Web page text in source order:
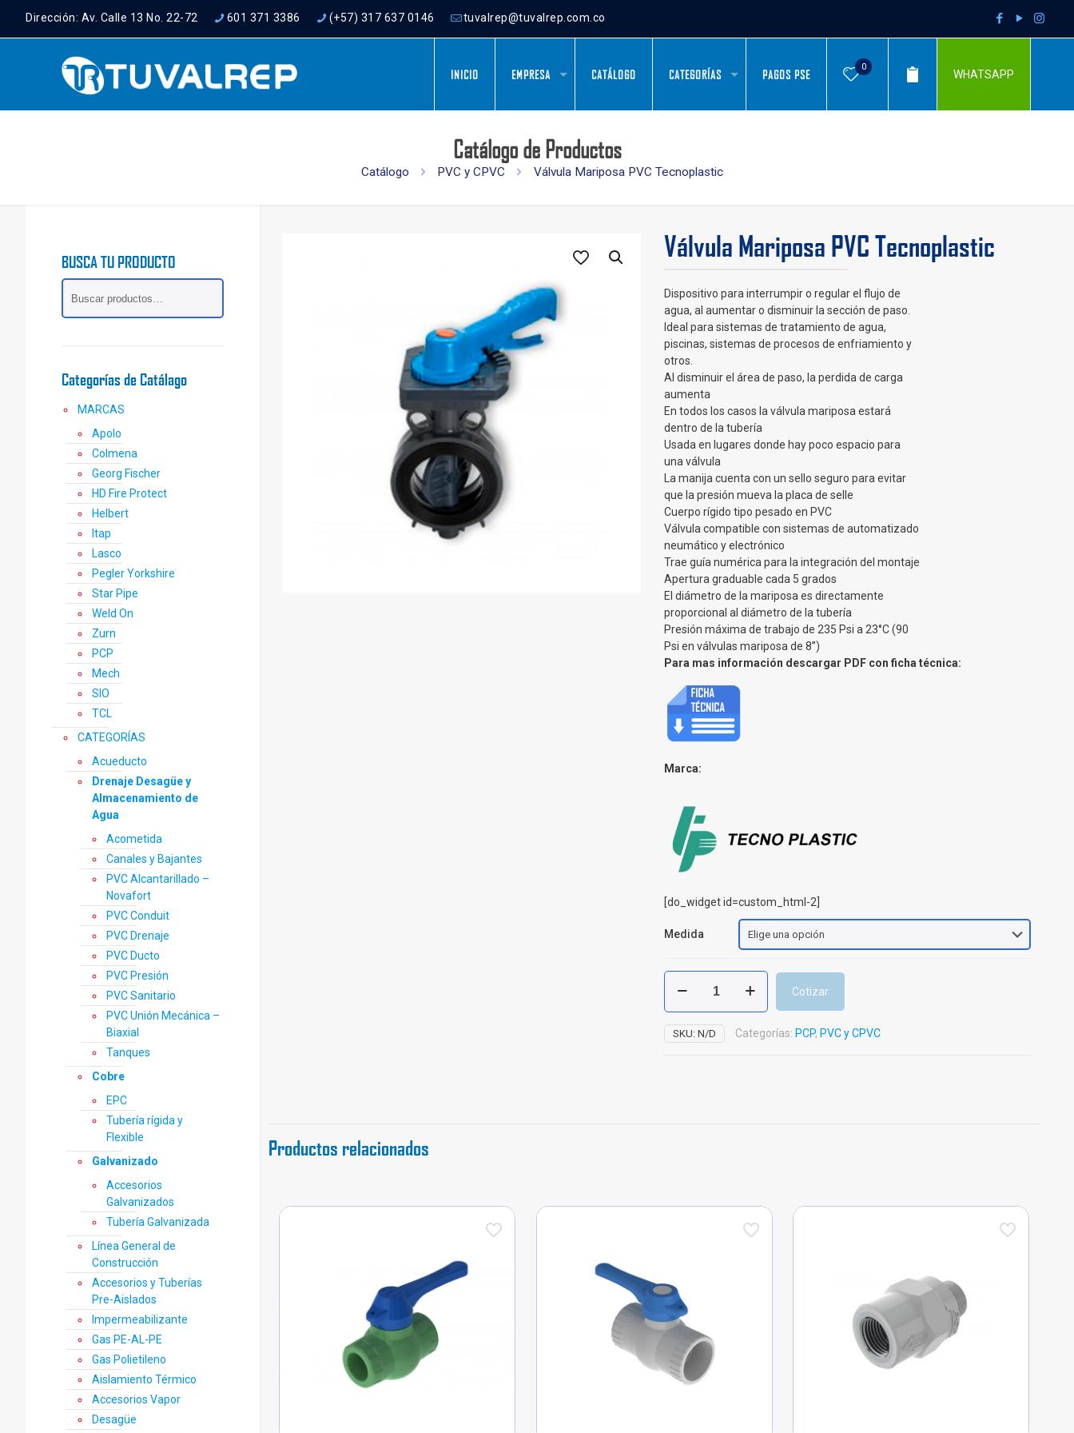
Dirección: Av. Calle 13 No. 22-72 601 371 3386 (+57) 317 637 0146 tuvalrep@tuvalrep.com.co
INICIO EMPRESA CATÁLOGO CATEGORÍAS PAGOS PSE
0
WHATSAPP
Catálogo de Productos
Catálogo PVC y CPVC Válvula Mariposa PVC Tecnoplastic
Válvula Mariposa PVC Tecnoplastic
Dispositivo para interrumpir o regular el flujo de
agua, al aumentar o disminuir la sección de paso.
Ideal para sistemas de tratamiento de agua,
piscinas, sistemas de procesos de enfriamiento y
otros.
Al disminuir el área de paso, la perdida de carga
aumenta
En todos los casos la válvula mariposa estará
dentro de la tubería
Usada en lugares donde hay poco espacio para
una válvula
La manija cuenta con un sello seguro para evitar
que la presión mueva la placa de selle
Cuerpo rígido tipo pesado en PVC
Válvula compatible con sistemas de automatizado
neumático y electrónico
Trae guía numérica para la integración del montaje
Apertura graduable cada 5 grados
El diámetro de la mariposa es directamente
proporcional al diámetro de la tubería
Presión máxima de trabajo de 235 Psi a 23°C (90
Psi en válvulas mariposa de 8”)
Para mas información descargar PDF con ficha técnica:
Marca:
[do_widget id=custom_html-2]
Medida
Válvula
Mariposa
PVC
Tecnoplastic
cantidad
Cotizar
SKU:N/D Categorías: PCP, PVC y CPVC
Productos relacionados
BUSCA TU PRODUCTO
Categorías de Catálago
MARCAS
Apolo
Colmena
Georg Fischer
HD Fire Protect
Helbert
Itap
Lasco
Pegler Yorkshire
Star Pipe
Weld On
Zurn
PCP
Mech
SIO
TCL
CATEGORÍAS
Acueducto
Drenaje Desagüe y
Almacenamiento de
Agua
Acometida
Canales y Bajantes
PVC Alcantarillado –
Novafort
PVC Conduit
PVC Drenaje
PVC Ducto
PVC Presión
PVC Sanitario
PVC Unión Mecánica –
Biaxial
Tanques
Cobre
EPC
Tubería rígida y
Flexible
Galvanizado
Accesorios
Galvanizados
Tubería Galvanizada
Línea General de
Construcción
Accesorios y Tuberías
Pre-Aislados
Impermeabilizante
Gas PE-AL-PE
Gas Polietileno
Aislamiento Térmico
Accesorios Vapor
Desagüe